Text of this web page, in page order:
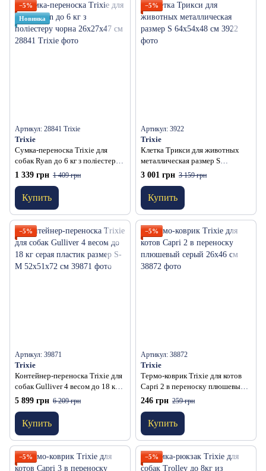
−5%
Новинка
Артикул: 28841 Trixie
Trixie
Сумка-переноска Trixie для
собак Ryan до 6 кг з поліестеру
чорна 26x27x47 см
1 339 грн 1 409 грн
Купить
−5%
Артикул: 3922
Trixie
Клетка Трикси для животных
металлическая размер S
64х54х48 см
3 001 грн 3 159 грн
Купить
−5%
Артикул: 39871
Trixie
Контейнер-переноска Trixie для
собак Gulliver 4 весом до 18 кг
серая пластик размер S-M
52x51x72 см
5 899 грн 6 209 грн
Купить
−5%
Артикул: 38872
Trixie
Термо-коврик Trixie для котов
Capri 2 в переноску плюшевый
серый 26х46 см
246 грн 259 грн
Купить
−5% −5%